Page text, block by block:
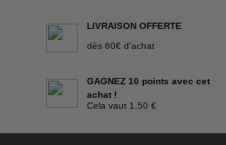
LIVRAISON OFFERTE
dès 60€ d'achat
GAGNEZ 10 points avec cet
achat !
Cela vaut 1,50 €